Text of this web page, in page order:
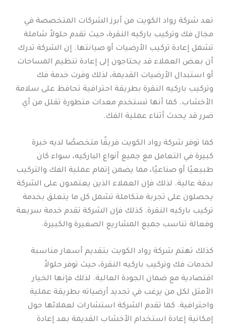
تعد شركة رواد الكويت من أبرز الشركات المتخصصة في
مجال فك وتركيب باركيه النقرة، حيث تقدم حلولاً شاملة
تشمل إعادة تركيب الأرضيات أو صيانتها. إن الشركة تدرك
أن بعض العملاء قد يحتاجون إلى إعادة تنظيم المساحات
أو استبدال الأرضيات القديمة، لذلك وفرت خدمة فك
وتركيب باركيه النقرة بطريقة احترافية تحافظ على سلامة
الأخشاب. كما أنها تستخدم معدات متطورة تقلل من أي
ضرر قد يحدث أثناء عملية الفك.
كما توفر شركة رواد الكويت فريقًا متخصصًا لديه خبرة
كبيرة في التعامل مع جميع أنواع الباركيه، سواء كان
طبيعيًا أو صناعيًا، مما يضمن إتمام عملية الفك والتركيب
بدقة عالية. لذلك فإن العملاء الذين يعتمدون على الشركة
يحصلون على تجربة متكاملة تشمل كل ما يتعلق بخدمة
تركيب باركيه النقرة. كذلك فإن الشركة تقدم خدمة سريعة
وفعالة تناسب جميع المشاريع الصغيرة والكبيرة.
كذلك تهتم شركة رواد الكويت بتقديم أسعار مناسبة
لخدمات فك وتركيب باركيه النقرة، حيث توفر حلولاً
اقتصادية مع ضمان الجودة العالية. لذلك فإنها الخيار
الأمثل لكل من يرغب في تجديد أرضياته بطريقة عملية
واحترافية. كما تقدم الشركة استشارات لعملائها حول
إمكانية إعادة استخدام الأخشاب القديمة بعد إعادة